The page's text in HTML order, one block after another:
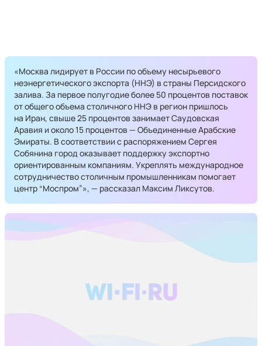
«Москва лидирует в России по объему несырьевого
неэнергетического экспорта (ННЭ) в страны Персидского
залива. За первое полугодие более 50 процентов поставок
от общего объема столичного ННЭ в регион пришлось
на Иран, свыше 25 процентов занимает Саудовская
Аравия и около 15 процентов — Объединенные Арабские
Эмираты. В соответствии с распоряжением Сергея
Собянина город оказывает поддержку экспортно
ориентированным компаниям. Укреплять международное
сотрудничество столичным промышленникам помогает
центр “Моспром”», — рассказал Максим Ликсутов.